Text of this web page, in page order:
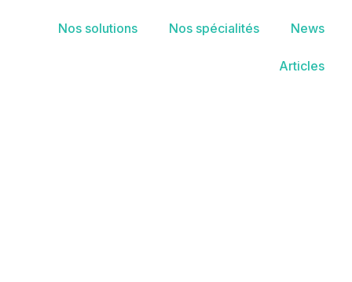
Nos solutions Nos spécialités News
Articles